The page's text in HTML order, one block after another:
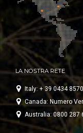
LA NOSTRA RETE
Italy: + 39 0434
Canada: Numero
Australia: 0800 287